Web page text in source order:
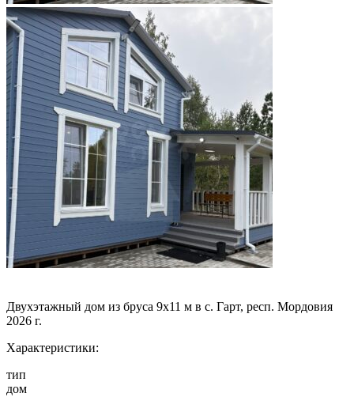
Двухэтажный дом из бруса 9х11 м в с. Гарт, респ. Мордовия
2026 г.
Характеристики:
тип
дом